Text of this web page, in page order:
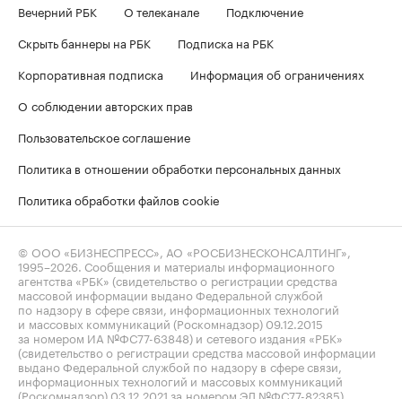
Вечерний РБК
О телеканале
Подключение
Скрыть баннеры на РБК
Подписка на РБК
Корпоративная подписка
Информация об ограничениях
О соблюдении авторских прав
Пользовательское соглашение
Политика в отношении обработки персональных данных
Политика обработки файлов cookie
© ООО «БИЗНЕСПРЕСС», АО «РОСБИЗНЕСКОНСАЛТИНГ»,
1995–2026 . Сообщения и материалы информационного
агентства «РБК» (свидетельство о регистрации средства
массовой информации выдано Федеральной службой
по надзору в сфере связи, информационных технологий
и массовых коммуникаций (Роскомнадзор) 09.12.2015
за номером ИА №ФС77-63848) и сетевого издания «РБК»
(свидетельство о регистрации средства массовой информации
выдано Федеральной службой по надзору в сфере связи,
информационных технологий и массовых коммуникаций
(Роскомнадзор) 03.12.2021 за номером ЭЛ №ФС77-82385)